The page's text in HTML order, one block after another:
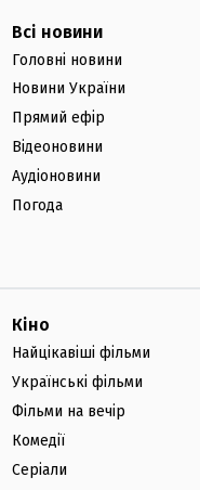
Всі новини
Головні новини
Новини України
Прямий ефір
Відеоновини
Аудіоновини
Погода
Кіно
Найцікавіші фільми
Українські фільми
Фільми на вечір
Комедії
Серіали